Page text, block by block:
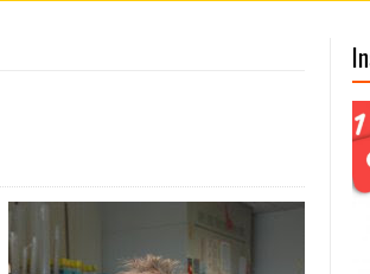
para residencias artísticas en París
e invitados de lujo en el Hard Rock
sistema financiero nacional